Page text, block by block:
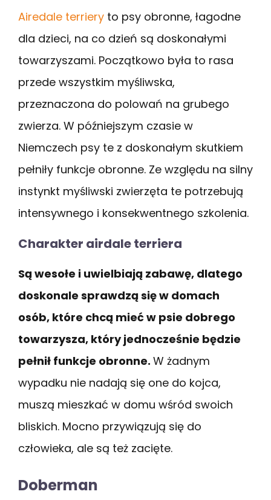
Airedale terriery to psy obronne, łagodne
dla dzieci, na co dzień są doskonałymi
towarzyszami. Początkowo była to rasa
przede wszystkim myśliwska,
przeznaczona do polowań na grubego
zwierza. W późniejszym czasie w
Niemczech psy te z doskonałym skutkiem
pełniły funkcje obronne. Ze względu na silny
instynkt myśliwski zwierzęta te potrzebują
intensywnego i konsekwentnego szkolenia.
Charakter airdale terriera
Są wesołe i uwielbiają zabawę, dlatego
doskonale sprawdzą się w domach
osób, które chcą mieć w psie dobrego
towarzysza, który jednocześnie będzie
pełnił funkcje obronne. W żadnym
wypadku nie nadają się one do kojca,
muszą mieszkać w domu wśród swoich
bliskich. Mocno przywiązują się do
człowieka, ale są też zacięte.
Doberman